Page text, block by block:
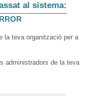
al sistema:
la teva organització per a
administradors de la teva